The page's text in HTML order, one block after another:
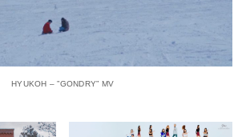
HYUKOH – ”GONDRY” MV